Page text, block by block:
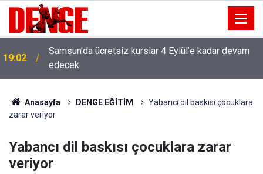
19:02
Samsun'da ücretsiz kurslar 4 Eylül’e kadar devam
edecek
Anasayfa DENGE EĞİTİM
Yabancı dil baskısı çocuklara
zarar veriyor
Yabancı dil baskısı çocuklara zarar
veriyor